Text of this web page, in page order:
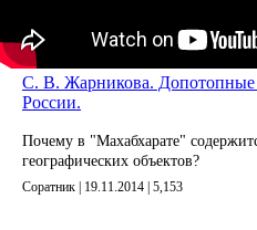
С. В. Жарникова. Допотопные
России.
Почему в "Махабхарате"
географических объектов?
Соратник | 19.11.2014 | 5,153